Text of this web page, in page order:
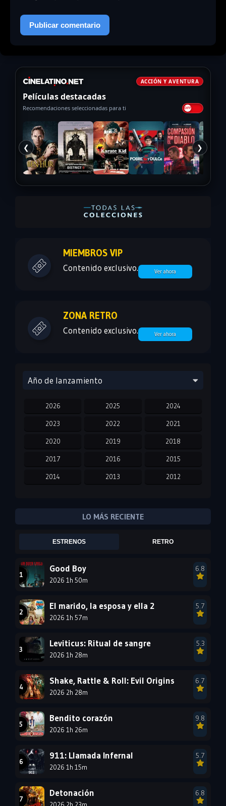
ACCIÓN Y AVENTURA
Películas destacadas
Recomendaciones seleccionadas para ti
❮ ❯
MIEMBROS VIP
Contenido exclusivo. Ver ahora
ZONA RETRO
Contenido exclusivo. Ver ahora
Año de lanzamiento
2026 2025 2024
2023 2022 2021
2020 2019 2018
2017 2016 2015
2014 2013 2012
2007
1999
1996
1990
1984
1978
LO MÁS RECIENTE
ESTRENOS RETRO
Good Boy
2026 1h 50m
6.8
El marido, la esposa y ella 2
2026 1h 57m
5.7
Leviticus: Ritual de sangre
2026 1h 28m
5.3
Shake, Rattle & Roll: Evil Origins
2026 2h 28m
6.7
Bendito corazón
2026 1h 26m
9.8
911: Llamada Infernal
2026 1h 15m
5.7
Detonación 6.8